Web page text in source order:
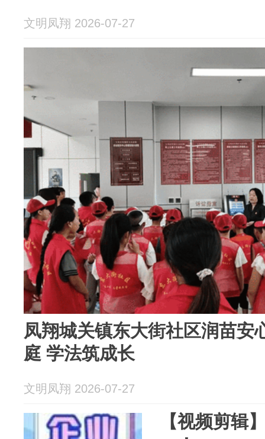
文明凤翔 2026-07-27
凤翔城关镇东大街社区润苗
庭 学法筑成长
文明凤翔 2026-07-27
【视频剪辑